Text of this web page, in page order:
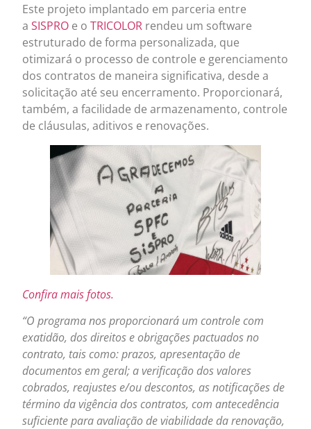
Este projeto implantado em parceria entre
aSISPRO e oTRICOLOR rendeu um software
estruturado de forma personalizada, que
otimizará o processo de controle e gerenciamento
dos contratos de maneira significativa, desde a
solicitação até seu encerramento. Proporcionará,
também, a facilidade de armazenamento, controle
de cláusulas, aditivos e renovações.
Confira mais fotos.
“O programa nos proporcionará um controle com
exatidão, dos direitos e obrigações pactuados no
contrato, tais como: prazos, apresentação de
documentos em geral; a verificação dos valores
cobrados, reajustes e/ou descontos, as notificações de
término da vigência dos contratos, com antecedência
suficiente para avaliação de viabilidade da renovação,